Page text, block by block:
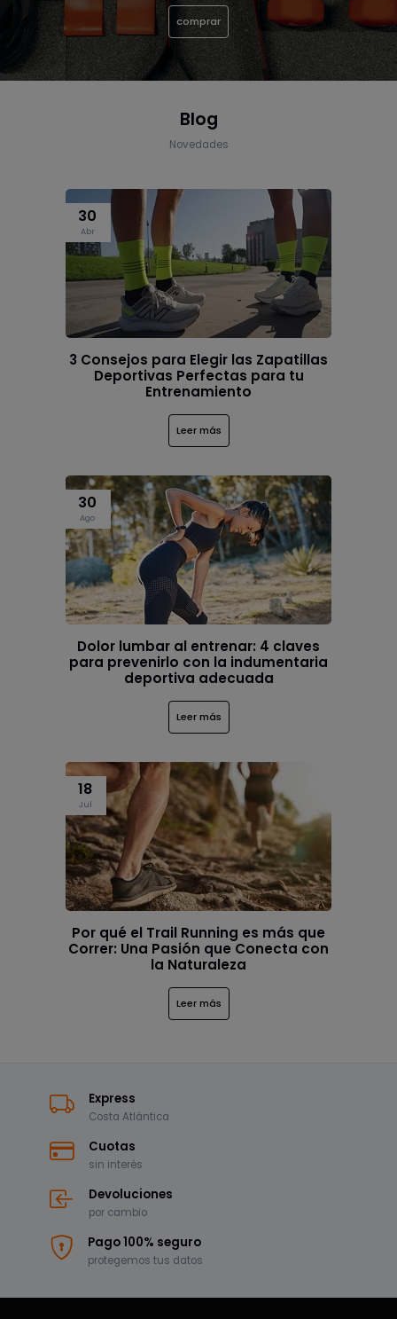
comprar
Blog
Novedades
30
Abr
3 Consejos para Elegir las Zapatillas
Deportivas Perfectas para tu
Entrenamiento
Leer más
30
Ago
Dolor lumbar al entrenar: 4 claves
para prevenirlo con la indumentaria
deportiva adecuada
Leer más
18
Jul
Por qué el Trail Running es más que
Correr: Una Pasión que Conecta con
la Naturaleza
Leer más
Express
Costa Atlántica
Cuotas
sin interés
Devoluciones
por cambio
Pago 100% seguro
protegemos tus datos